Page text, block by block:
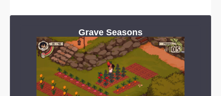
Grave Seasons